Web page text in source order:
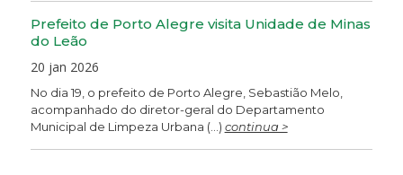
Prefeito de Porto Alegre visita Unidade de Minas
do Leão
20 jan 2026
No dia 19, o prefeito de Porto Alegre, Sebastião Melo,
acompanhado do diretor-geral do Departamento
Municipal de Limpeza Urbana (...) continua >